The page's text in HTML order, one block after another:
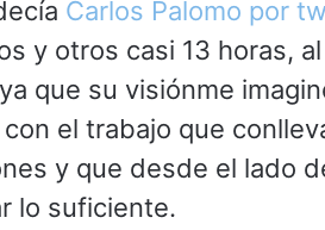
Carlos Palomo por
y otros casi 13 horas,
que su visiónme
el trabajo que
y que desde el lado
lo suficiente.